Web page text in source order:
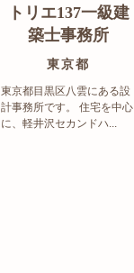
トリエ137一級建
築士事務所
東京都
東京都目黒区八雲にある設
計事務所です。 住宅を中心
に、軽井沢セカンドハ...